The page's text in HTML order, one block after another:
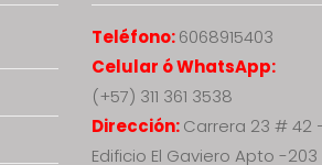
Teléfono:6068915403
Celular ó WhatsApp:
(+57) 311 361 3538
Dirección:Carrera 23 # 42
Edificio El Gaviero Apto -203